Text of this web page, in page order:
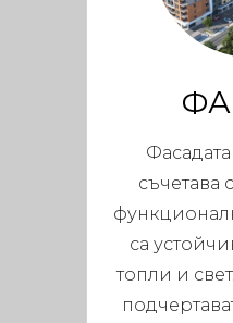
съчетава
са
топли и